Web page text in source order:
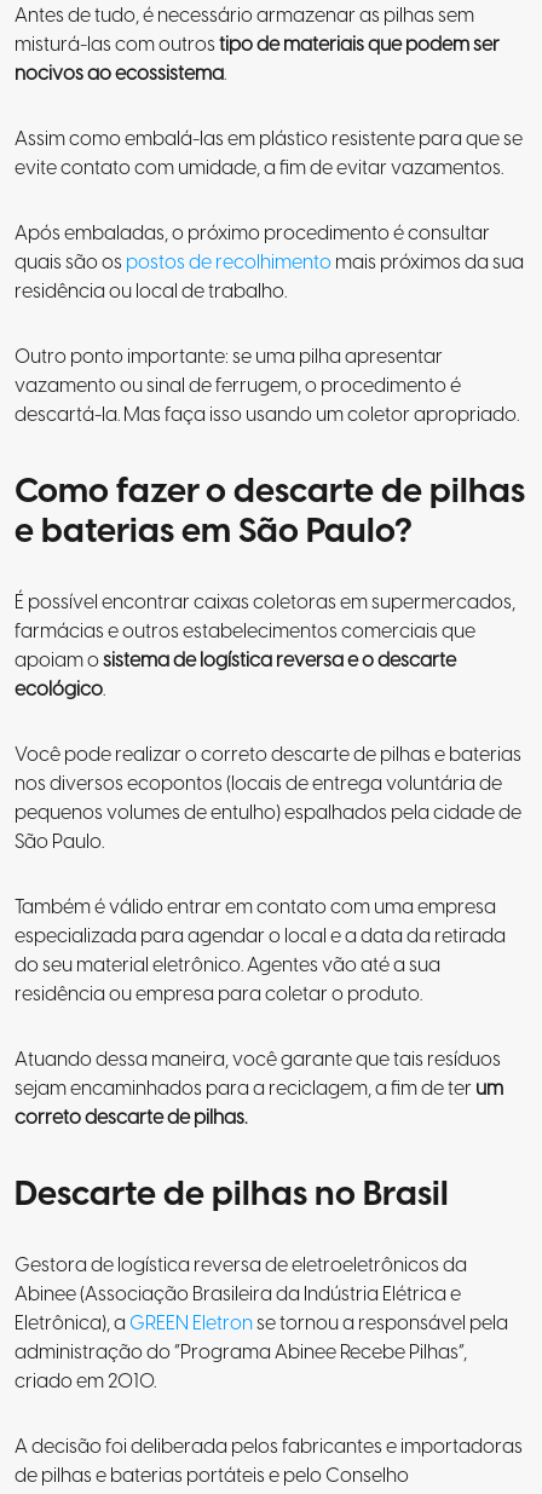
Antes de tudo, é necessário armazenar as pilhas sem
misturá-las com outrostipo de materiais que podem ser
nocivos ao ecossistema.
Assim como embalá-las em plástico resistente para que se
evite contato com umidade, a fim de evitar vazamentos.
Após embaladas, o próximo procedimento é consultar
quais são os postos de recolhimentomais próximos da sua
residência ou local de trabalho.
Outro ponto importante: se uma pilha apresentar
vazamento ou sinal de ferrugem, o procedimento é
descartá-la. Mas faça isso usando um coletor apropriado.
Como fazer o descarte de pilhas
e baterias em São Paulo?
É possível encontrar caixas coletoras em supermercados,
farmácias e outros estabelecimentos comerciais que
apoiam osistema de logística reversa e o descarte
ecológico.
Você pode realizar o correto descarte de pilhas e baterias
nos diversos ecopontos (locais de entrega voluntária de
pequenos volumes de entulho) espalhados pela cidade de
São Paulo.
Também é válido entrar em contato com uma empresa
especializada para agendar o local e a data da retirada
do seu material eletrônico. Agentes vão até a sua
residência ou empresa para coletar o produto.
Atuando dessa maneira, você garante que tais resíduos
sejam encaminhados para a reciclagem, a fim de terum
correto descarte de pilhas.
Descarte de pilhas no Brasil
Gestora de logística reversa de eletroeletrônicos da
Abinee (Associação Brasileira da Indústria Elétrica e
Eletrônica), a GREEN Eletronse tornou a responsável pela
administração do “Programa Abinee Recebe Pilhas”,
criado em 2010.
A decisão foi deliberada pelos fabricantes e importadoras
de pilhas e baterias portáteis e pelo Conselho